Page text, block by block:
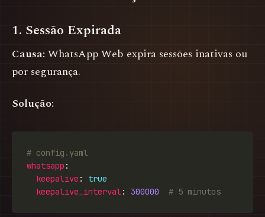
1. Sessão Expirada
Causa: WhatsApp Web expira sessões inativas ou
por segurança.
Solução:
# config.yaml
whatsapp
keepalive : true
keepalive_interval: 300000 # 5 minutos